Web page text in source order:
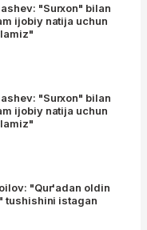
"Surxon" bilan
ijobiy natija uchun
"Surxon" bilan
ijobiy natija uchun
"Qur'adan oldin
tushishini istagan